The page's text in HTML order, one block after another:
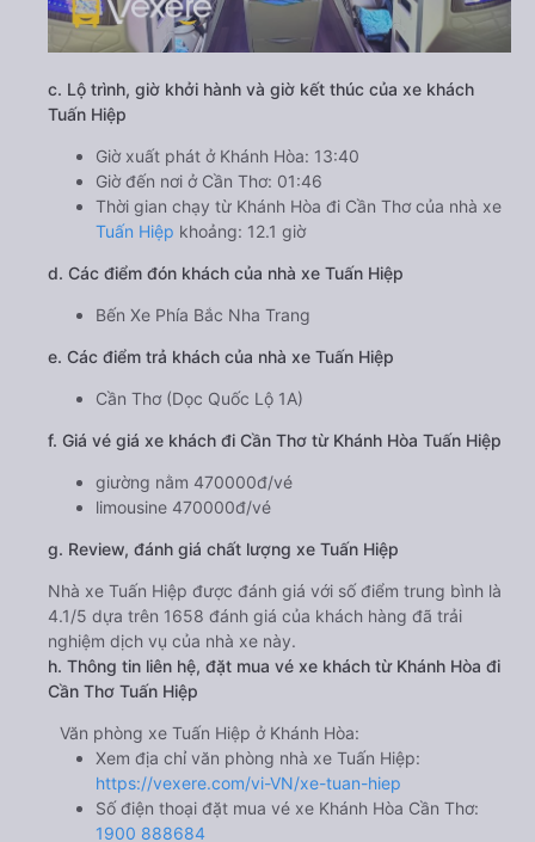
c. Lộ trình, giờ khởi hành và giờ kết thúc của xe khách
Tuấn Hiệp
Giờ xuất phát ở Khánh Hòa: 13:40
Giờ đến nơi ở Cần Thơ: 01:46
Thời gian chạy từ Khánh Hòa đi Cần Thơ của nhà xe
Tuấn Hiệp khoảng: 12.1 giờ
d. Các điểm đón khách của nhà xe Tuấn Hiệp
Bến Xe Phía Bắc Nha Trang
e. Các điểm trả khách của nhà xe Tuấn Hiệp
Cần Thơ (Dọc Quốc Lộ 1A)
f. Giá vé giá xe khách đi Cần Thơ từ Khánh Hòa Tuấn Hiệp
giường nằm 470000đ/vé
limousine 470000đ/vé
g. Review, đánh giá chất lượng xe Tuấn Hiệp
Nhà xe Tuấn Hiệp được đánh giá với số điểm trung bình là
4.1/5 dựa trên 1658 đánh giá của khách hàng đã trải
nghiệm dịch vụ của nhà xe này.
h. Thông tin liên hệ, đặt mua vé xe khách từ Khánh Hòa đi
Cần Thơ Tuấn Hiệp
Văn phòng xe Tuấn Hiệp ở Khánh Hòa:
Xem địa chỉ văn phòng nhà xe Tuấn Hiệp:
https://vexere.com/vi-VN/xe-tuan-hiep
Số điện thoại đặt mua vé xe Khánh Hòa Cần Thơ:
1900 888684